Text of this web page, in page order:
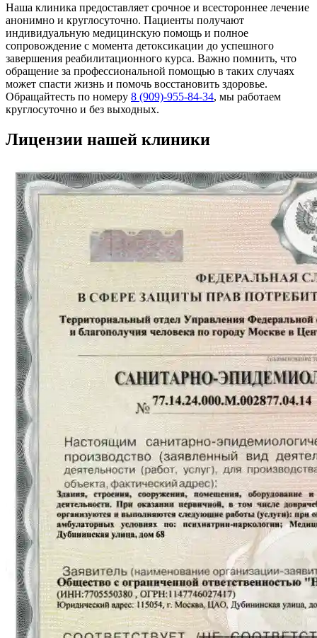
Наша клиника предоставляет срочное и всестороннее лечение
анонимно и круглосуточно. Пациенты получают
индивидуальную медицинскую помощь и полное
сопровождение с момента детоксикации до успешного
завершения реабилитационного курса. Важно помнить, что
обращение за профессиональной помощью в таких случаях
может спасти жизнь и помочь восстановить здоровье.
Обращайтесть по номеру 8 (909)-955-84-34, мы работаем
круглосуточно и без выходных.
Лицензии нашей клиники